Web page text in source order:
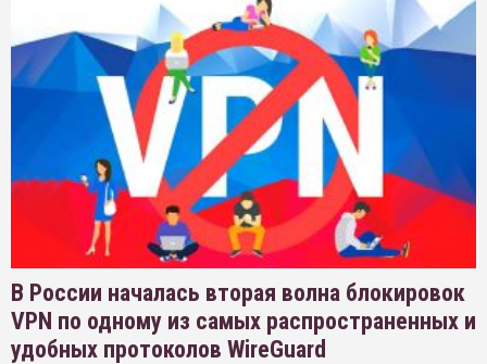
В России началась вторая волна блокировок
VPN по одному из самых распространенных и
удобных протоколов WireGuard